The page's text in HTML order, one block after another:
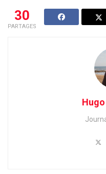
30
PARTAGES